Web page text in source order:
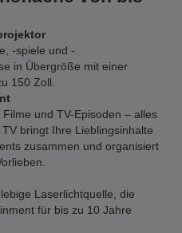
-spiele und -
in Übergröße mit einer
150 Zoll.
und TV-Episoden – alles
bringt Ihre Lieblingsinhalte
zusammen und organisiert
Laserlichtquelle, die
für bis zu 10 Jahre